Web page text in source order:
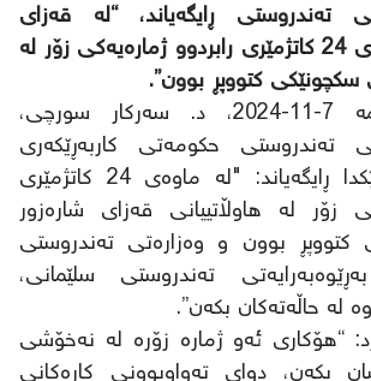
تەندروستی ڕایگەیاند، “لە قەزای
شارەزوور لە ماوەی 24 کاتژمێری رابردوو ژمارەیەکی زۆر لە
سکچونێکی کتووپڕ بوون”.
ئەمڕۆ پێنجشەممە 7-11-2024، د. سەرکار سورچی،
تەندروستی حکومەتی کاربەڕێکەری
هەرێم لە لێدوانێکدا ڕایگەیاند: "لە ماوەی 24 کاتژمێری
زۆر لە هاوڵاتییانی قەزای شارەزور
بوون و وەزارەتی تەندروستی
تەندروستی سلێمانی،
لە حاڵەتەکان بکەن”.
“هۆکاری ئەو ژمارە زۆرە لە نەخۆشی
بکەن، دوای تەواوبوونی کارەکانی